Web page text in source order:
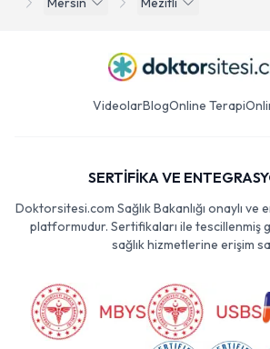
VideolarBlogOnline Terapi
SERTİFİKA VE
Doktorsitesi.com Sağlık Bakanlığı onaylı ve
platformudur. Sertifikaları ile tescillenmiş
sağlık hizmetlerine erişim